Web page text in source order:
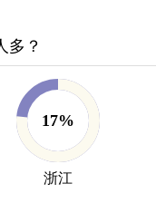
多？
17%
浙江